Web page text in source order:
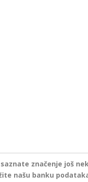
značenje još
našu banku